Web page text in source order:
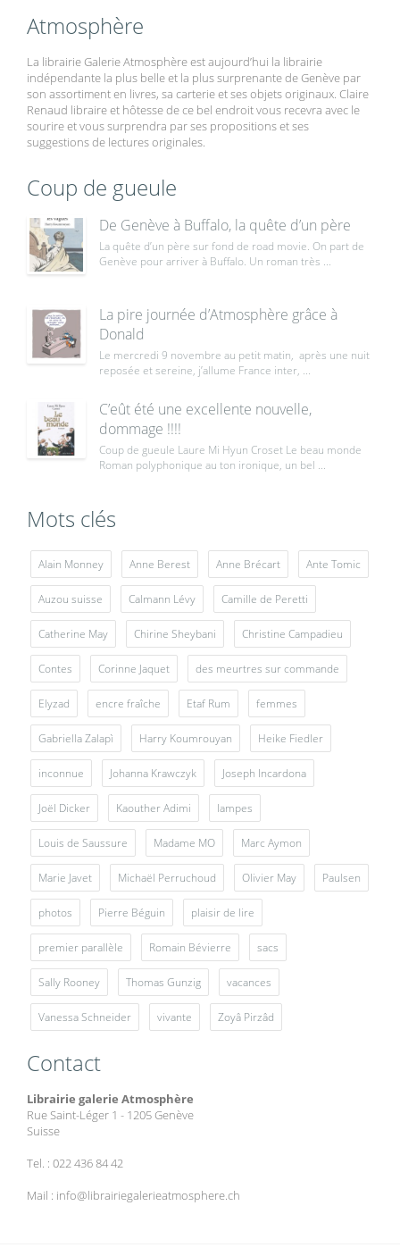
Atmosphère
La librairie Galerie Atmosphère est aujourd’hui la librairie
indépendante la plus belle et la plus surprenante de Genève par
son assortiment en livres, sa carterie et ses objets originaux. Claire
Renaud libraire et hôtesse de ce bel endroit vous recevra avec le
sourire et vous surprendra par ses propositions et ses
suggestions de lectures originales.
Coup de gueule
De Genève à Buffalo, la quête d’un père
La quête d’un père sur fond de road movie. On part de
Genève pour arriver à Buffalo. Un roman très ...
La pire journée d’Atmosphère grâce à
Donald
Le mercredi 9 novembre au petit matin, après une nuit
reposée et sereine, j’allume France inter, ...
C’eût été une excellente nouvelle,
dommage !!!!
Coup de gueule Laure Mi Hyun Croset Le beau monde
Roman polyphonique au ton ironique, un bel ...
Mots clés
Alain Monney Anne Berest Anne Brécart Ante Tomic
Auzou suisse Calmann Lévy Camille de Peretti
Catherine May Chirine Sheybani Christine Campadieu
Contes Corinne Jaquet des meurtres sur commande
Elyzad encre fraîche Etaf Rum femmes
Gabriella Zalapì Harry Koumrouyan Heike Fiedler
inconnue Johanna Krawczyk Joseph Incardona
Joël Dicker Kaouther Adimi lampes
Louis de Saussure Madame MO Marc Aymon
Marie Javet Michaël Perruchoud Olivier May Paulsen
photos Pierre Béguin plaisir de lire
premier parallèle Romain Bévierre sacs
Sally Rooney Thomas Gunzig vacances
Vanessa Schneider vivante Zoyâ Pirzâd
Contact
Librairie galerie Atmosphère
Rue Saint-Léger 1 - 1205 Genève
Suisse
Tel. : 022 436 84 42
Mail : info@librairiegalerieatmosphere.ch